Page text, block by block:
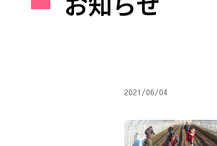
2021/06/04